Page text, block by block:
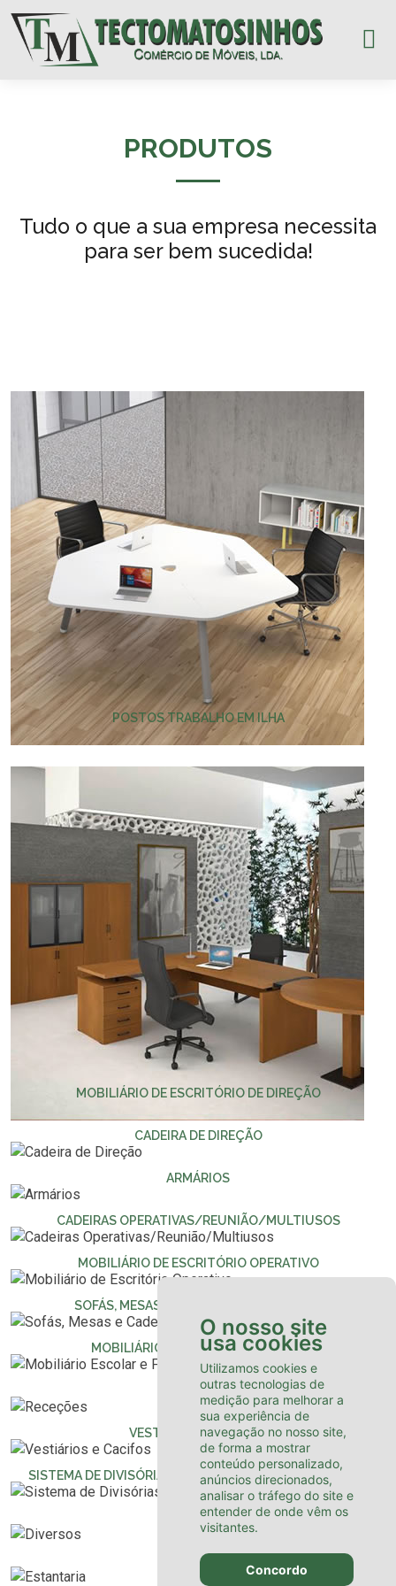
O nosso site
usa cookies
Utilizamos cookies e
outras tecnologias de
medição para melhorar a
sua experiência de
navegação no nosso site,
de forma a mostrar
conteúdo personalizado,
anúncios direcionados,
analisar o tráfego do site e
entender de onde vêm os
visitantes.
Concordo
PRODUTOS
Tudo o que a sua empresa necessita
para ser bem sucedida!
POSTOS TRABALHO EM ILHA
MOBILIÁRIO DE ESCRITÓRIO DE DIREÇÃO
CADEIRA DE DIREÇÃO
ARMÁRIOS
CADEIRAS OPERATIVAS/REUNIÃO/MULTIUSOS
MOBILIÁRIO DE ESCRITÓRIO OPERATIVO
SOFÁS, MESAS E CADEIRÕES DE RECEÇÃO
MOBILIÁRIO ESCOLAR E FORMAÇÃO
RECEÇÕES
VESTIÁRIOS E CACIFOS
SISTEMA DE DIVISÓRIAS INTEIROS EM VIDRO E ALUMÍNIO
DIVERSOS
ESTANTARIA